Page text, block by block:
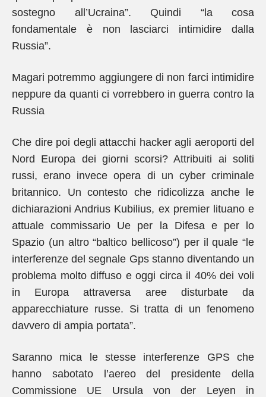
sostegno all’Ucraina”. Quindi “la cosa
fondamentale è non lasciarci intimidire dalla
Russia”.
Magari potremmo aggiungere di non farci intimidire
neppure da quanti ci vorrebbero in guerra contro la
Russia
Che dire poi degli attacchi hacker agli aeroporti del
Nord Europa dei giorni scorsi? Attribuiti ai soliti
russi, erano invece opera di un cyber criminale
britannico. Un contesto che ridicolizza anche le
dichiarazioni Andrius Kubilius, ex premier lituano e
attuale commissario Ue per la Difesa e per lo
Spazio (un altro “baltico bellicoso”) per il quale “le
interferenze del segnale Gps stanno diventando un
problema molto diffuso e oggi circa il 40% dei voli
in Europa attraversa aree disturbate da
apparecchiature russe. Si tratta di un fenomeno
davvero di ampia portata”.
Saranno mica le stesse interferenze GPS che
hanno sabotato l’aereo del presidente della
Commissione UE Ursula von der Leyen in